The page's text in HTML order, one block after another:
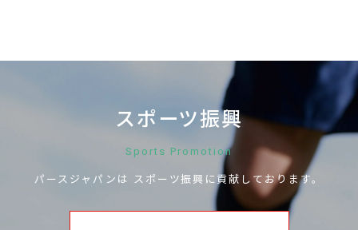
スポーツ振興
Sports Promotion
パースジャパンは スポーツ振興に貢献しております。